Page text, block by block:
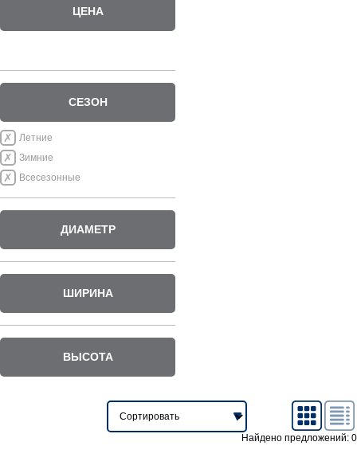
ЦЕНА
СЕЗОН
Летние
Зимние
Всесезонные
ДИАМЕТР
ШИРИНА
ВЫСОТА
Найдено предложений: 0